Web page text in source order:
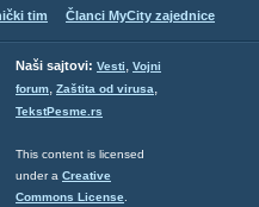
tim Članci MyCity zajednice
Naši sajtovi: Vesti, Vojni
forum, Zaštita od virusa,
TekstPesme.rs
This content is licensed
under a Creative
Commons License